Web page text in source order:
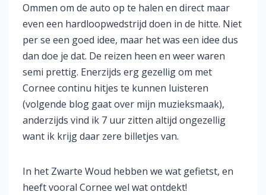
Ommen om de auto op te halen en direct maar
even een hardloopwedstrijd doen in de hitte. Niet
per se een goed idee, maar het was een idee dus
dan doe je dat. De reizen heen en weer waren
semi prettig. Enerzijds erg gezellig om met
Cornee continu hitjes te kunnen luisteren
(volgende blog gaat over mijn muzieksmaak),
anderzijds vind ik 7 uur zitten altijd ongezellig
want ik krijg daar zere billetjes van.
In het Zwarte Woud hebben we wat gefietst, en
heeft vooral Cornee wel wat ontdekt!